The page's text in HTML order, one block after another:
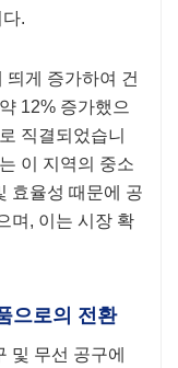
.
게 증가하여 건
12% 증가했으
직결되었습니
이 지역의 중소
효율성 때문에 공
며, 이는 시장 확
으로의 전환
및 무선 공구에